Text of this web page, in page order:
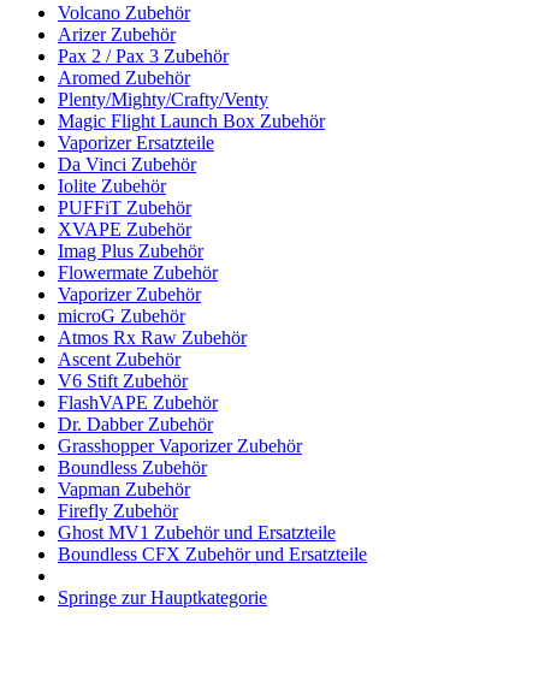
Volcano Zubehör
Arizer Zubehör
Pax 2 / Pax 3 Zubehör
Aromed Zubehör
Plenty/Mighty/Crafty/Venty
Magic Flight Launch Box Zubehör
Vaporizer Ersatzteile
Da Vinci Zubehör
Iolite Zubehör
PUFFiT Zubehör
XVAPE Zubehör
Imag Plus Zubehör
Flowermate Zubehör
Vaporizer Zubehör
microG Zubehör
Atmos Rx Raw Zubehör
Ascent Zubehör
V6 Stift Zubehör
FlashVAPE Zubehör
Dr. Dabber Zubehör
Grasshopper Vaporizer Zubehör
Boundless Zubehör
Vapman Zubehör
Firefly Zubehör
Ghost MV1 Zubehör und Ersatzteile
Boundless CFX Zubehör und Ersatzteile
Springe zur Hauptkategorie